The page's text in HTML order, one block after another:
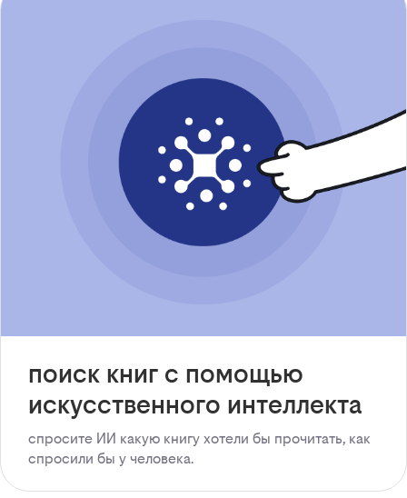
поиск книг с помощью
искусственного интеллекта
спросите ИИ какую книгу хотели бы прочитать, как
спросили бы у человека.